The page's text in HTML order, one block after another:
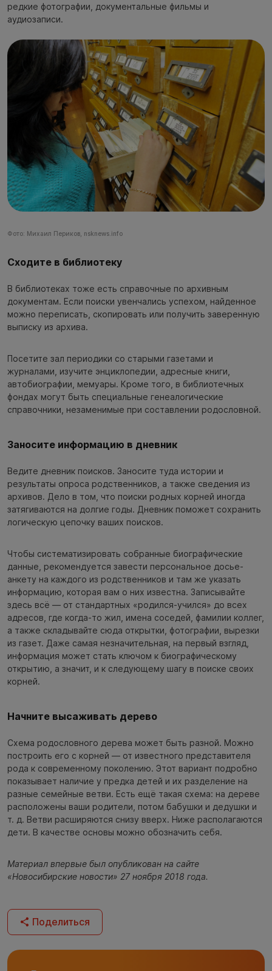
редкие фотографии, документальные фильмы и
аудиозаписи.
Фото: Михаил Периков, nsknews.info
Сходите в библиотеку
В библиотеках тоже есть справочные по архивным
документам. Если поиски увенчались успехом, найденное
можно переписать, скопировать или получить заверенную
выписку из архива.
Посетите зал периодики со старыми газетами и
журналами, изучите энциклопедии, адресные книги,
автобиографии, мемуары. Кроме того, в библиотечных
фондах могут быть специальные генеалогические
справочники, незаменимые при составлении родословной.
Заносите информацию в дневник
Ведите дневник поисков. Заносите туда истории и
результаты опроса родственников, а также сведения из
архивов. Дело в том, что поиски родных корней иногда
затягиваются на долгие годы. Дневник поможет сохранить
логическую цепочку ваших поисков.
Чтобы систематизировать собранные биографические
данные, рекомендуется завести персональное досье-
анкету на каждого из родственников и там же указать
информацию, которая вам о них известна. Записывайте
здесь всё — от стандартных «родился-учился» до всех
адресов, где когда-то жил, имена соседей, фамилии коллег,
а также складывайте сюда открытки, фотографии, вырезки
из газет. Даже самая незначительная, на первый взгляд,
информация может стать ключом к биографическому
открытию, а значит, и к следующему шагу в поиске своих
корней.
Начните высаживать дерево
Схема родословного дерева может быть разной. Можно
построить его с корней — от известного представителя
рода к современному поколению. Этот вариант подробно
показывает наличие у предка детей и их разделение на
разные семейные ветви. Есть ещё такая схема: на дереве
расположены ваши родители, потом бабушки и дедушки и
т. д. Ветви расширяются снизу вверх. Ниже располагаются
дети. В качестве основы можно обозначить себя.
Материал впервые был опубликован на сайте
«Новосибирские новости» 27 ноября 2018 года.
Поделиться